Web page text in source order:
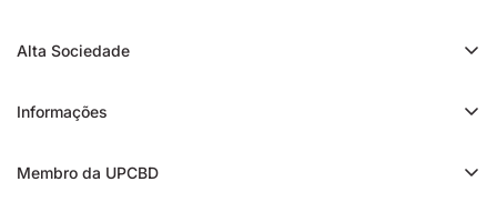
Cali CBD
Trim CBD
Alta Sociedade
Avaliação da High Society
Informações
Membro da UPCBD